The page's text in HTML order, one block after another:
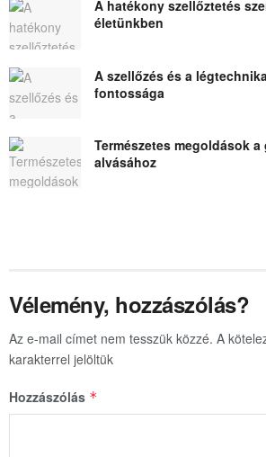
A hatékony szellőztetés
életünkben
A szellőzés és a
fontossága
Természetes megoldások
alvásához
Vélemény, hozzászólás?
Az e-mail címet nem tesszük közzé. A
karakterrel jelöltük
Hozzászólás *